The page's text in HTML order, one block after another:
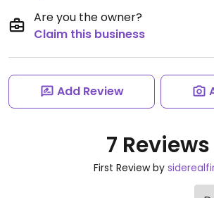
Are you the owner?
Claim this business
Add Review
7 Reviews
First Review by